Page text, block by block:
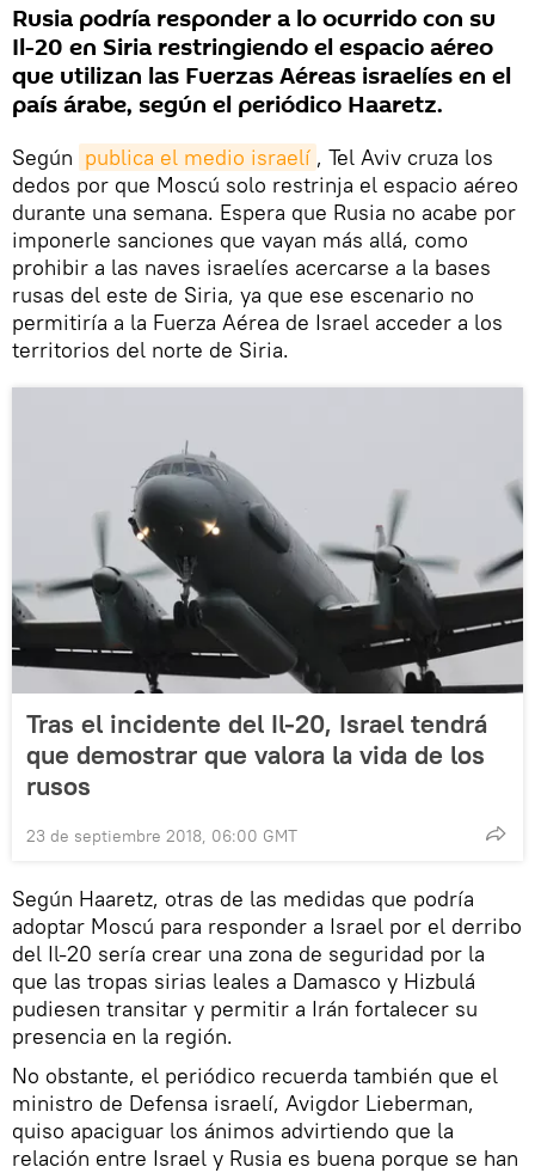
Rusia podría responder a lo ocurrido con su
Il-20 en Siria restringiendo el espacio aéreo
que utilizan las Fuerzas Aéreas israelíes en el
país árabe, según el periódico Haaretz.
Según publica el medio israelí , Tel Aviv cruza los
dedos por que Moscú solo restrinja el espacio aéreo
durante una semana. Espera que Rusia no acabe por
imponerle sanciones que vayan más allá, como
prohibir a las naves israelíes acercarse a la bases
rusas del este de Siria, ya que ese escenario no
permitiría a la Fuerza Aérea de Israel acceder a los
territorios del norte de Siria.
Tras el incidente del Il-20, Israel tendrá
que demostrar que valora la vida de los
rusos
23 de septiembre 2018, 06:00 GMT
Según Haaretz, otras de las medidas que podría
adoptar Moscú para responder a Israel por el derribo
del Il-20 sería crear una zona de seguridad por la
que las tropas sirias leales a Damasco y Hizbulá
pudiesen transitar y permitir a Irán fortalecer su
presencia en la región.
No obstante, el periódico recuerda también que el
ministro de Defensa israelí, Avigdor Lieberman,
quiso apaciguar los ánimos advirtiendo que la
relación entre Israel y Rusia es buena porque se han